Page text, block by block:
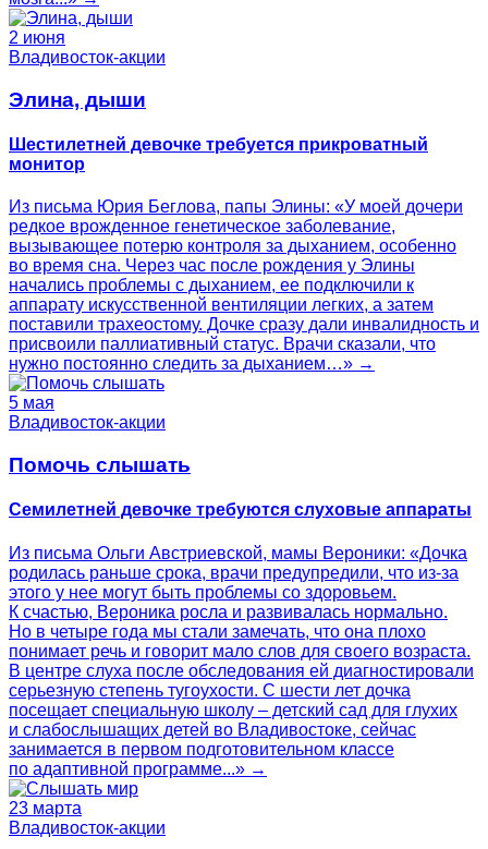
2 июня
Владивосток-акции
Элина, дыши
Шестилетней девочке требуется прикроватный
монитор
Из письма Юрия Беглова, папы Элины: «У моей дочери
редкое врожденное генетическое заболевание,
вызывающее потерю контроля за дыханием, особенно
во время сна. Через час после рождения у Элины
начались проблемы с дыханием, ее подключили к
аппарату искусственной вентиляции легких, а затем
поставили трахеостому. Дочке сразу дали инвалидность и
присвоили паллиативный статус. Врачи сказали, что
нужно постоянно следить за дыханием…» →
5 мая
Владивосток-акции
Помочь слышать
Семилетней девочке требуются слуховые аппараты
Из письма Ольги Австриевской, мамы Вероники: «Дочка
родилась раньше срока, врачи предупредили, что из-за
этого у нее могут быть проблемы со здоровьем.
К счастью, Вероника росла и развивалась нормально.
Но в четыре года мы стали замечать, что она плохо
понимает речь и говорит мало слов для своего возраста.
В центре слуха после обследования ей диагностировали
серьезную степень тугоухости. С шести лет дочка
посещает специальную школу – детский сад для глухих
и слабослышащих детей во Владивостоке, сейчас
занимается в первом подготовительном классе
по адаптивной программе...» →
23 марта
Владивосток-акции